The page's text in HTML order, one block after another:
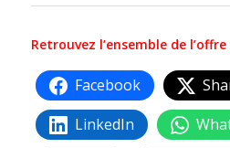
Retrouvez l’ensemble de
Facebook
LinkedIn